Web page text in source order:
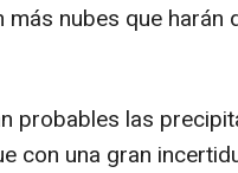
nubes que harán
probables las
con una gran